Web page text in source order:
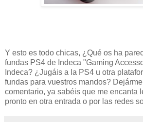
Y esto es todo chicas, ¿Qué os ha
fundas PS4 de Indeca "Gaming
Indeca? ¿Jugáis a la PS4 u otra
fundas para vuestros mandos?
comentario, ya sabéis que me encanta
pronto en otra entrada o por las redes